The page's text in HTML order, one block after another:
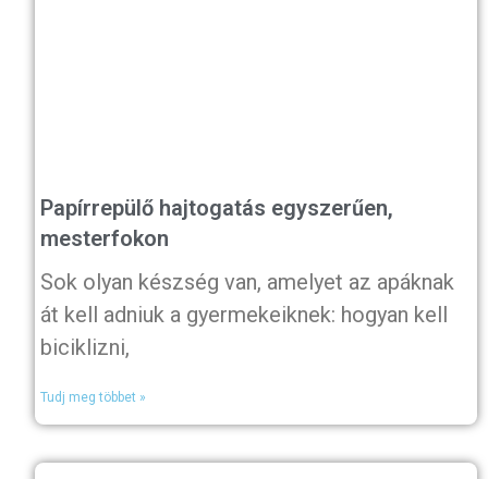
Papírrepülő hajtogatás egyszerűen,
mesterfokon
Sok olyan készség van, amelyet az apáknak
át kell adniuk a gyermekeiknek: hogyan kell
biciklizni,
Tudj meg többet »